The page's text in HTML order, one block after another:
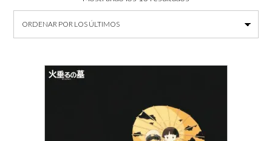
por
últimos